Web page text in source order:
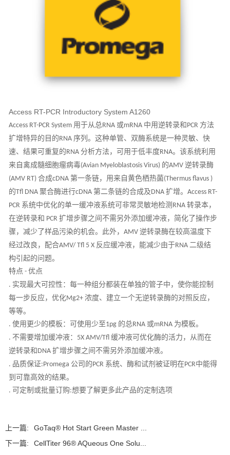
Access RT-PCR Introductory System A1260
Access RT-PCR System 用于从总RNA 或mRNA 中用逆转录和 PCR 方法
扩增特异的目的RNA 序列。这种单管、双酶系统是一种灵敏、快
速、结果可重复的RNA 分析方法，可用于低丰度RNA。该系统利用
来自禽成髓细胞瘤病毒(Avian Myeloblastosis Virus) 的AMV 逆转录酶
(AMV RT) 合成cDNA 第一条链，用来自黄色栖热菌(Thermus flavus )
的Tfl DNA 聚合酶进行cDNA 第二条链的合成及DNA 扩增。 Access RT-
PCR 系统中优化的单一缓冲液系统可非常灵敏地检测 RNA 转录本，
在逆转录和 PCR 扩增步骤之间不需另外添加缓冲液，简化了操作步
骤，减少了样品污染的机会。此外， AMV 逆转录酶在较高温度下
经过改良，配合AMV/ Tfl 5 X 反应缓冲液，能减少由于RNA 二级结
构引起的问题。
特点 - 优点
. 实现最大可控性：每一种组分都装在单独的管子中，使你能控制
每一步反应，优化Mg2+ 浓度、建立一个无逆转录酶的对照反应，
等等。
. 使用更少的模板：可使用少至1pg 的总RNA 或mRNA 为模板。
. 不需要增加缓冲液： 5X AMV/Tfl 缓冲液可优化酶的活力，从而在
逆转录和 DNA 扩增步骤之间不需另外添加缓冲液。
. 品质保证:Promega 公司的PCR 系统、酶和试剂被证明在PCR中能得
到可靠高效的结果。
. 可定制或批量订购:想要了解更多此产品的定制选项
上一篇:
GoTaq® Hot Start Green Master ...
下一篇:
CellTiter 96® AQueous One Solu...